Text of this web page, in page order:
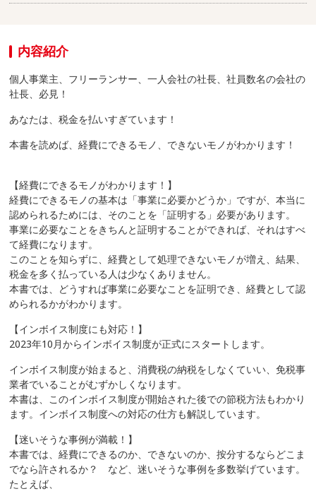
内容紹介
個人事業主、フリーランサー、一人会社の社長、社員数名の会社の
社長、必見！
あなたは、税金を払いすぎています！
本書を読めば、経費にできるモノ、できないモノがわかります！
【経費にできるモノがわかります！】
経費にできるモノの基本は「事業に必要かどうか」ですが、本当に
認められるためには、そのことを「証明する」必要があります。
事業に必要なことをきちんと証明することができれば、それはすべ
て経費になります。
このことを知らずに、経費として処理できないモノが増え、結果、
税金を多く払っている人は少なくありません。
本書では、どうすれば事業に必要なことを証明でき、経費として認
められるかがわかります。
【インボイス制度にも対応！】
2023年10月からインボイス制度が正式にスタートします。
インボイス制度が始まると、消費税の納税をしなくていい、免税事
業者でいることがむずかしくなります。
本書は、このインボイス制度が開始された後での節税方法もわかり
ます。インボイス制度への対応の仕方も解説しています。
【迷いそうな事例が満載！】
本書では、経費にできるのか、できないのか、按分するならどこま
でなら許されるか？ など、迷いそうな事例を多数挙げています。
たとえば、